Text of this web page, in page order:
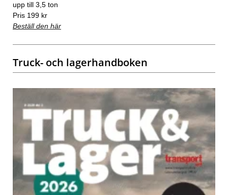
upp till 3,5 ton
Pris 199 kr
Beställ den här
Truck- och lagerhandboken